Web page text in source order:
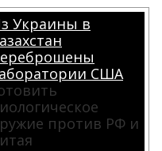
Украины в
США
против РФ и